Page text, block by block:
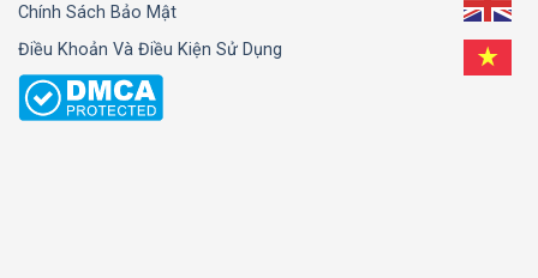
Chính Sách Bảo Mật
Điều Khoản Và Điều Kiện Sử Dụng